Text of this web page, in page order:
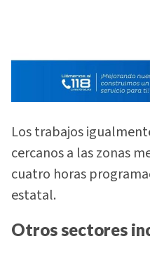
Los trabajos
cercanos a las zonas
cuatro horas
estatal.
Otros sectores